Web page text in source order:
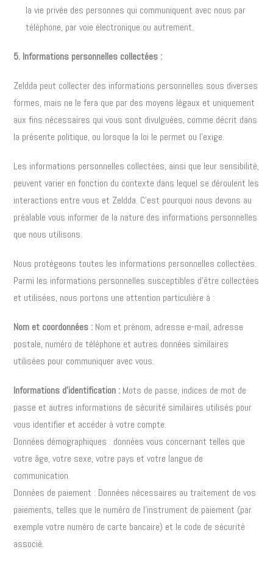
la vie privée des personnes qui communiquent avec nous par
téléphone, par voie électronique ou autrement.
5. Informations personnelles collectées :
Zeldda peut collecter des informations personnelles sous diverses
formes, mais ne le fera que par des moyens légaux et uniquement
aux fins nécessaires qui vous sont divulguées, comme décrit dans
la présente politique, ou lorsque la loi le permet ou l’exige.
Les informations personnelles collectées, ainsi que leur sensibilité,
peuvent varier en fonction du contexte dans lequel se déroulent les
interactions entre vous et Zeldda. C’est pourquoi nous devons au
préalable vous informer de la nature des informations personnelles
que nous utilisons.
Nous protégeons toutes les informations personnelles collectées.
Parmi les informations personnelles susceptibles d’être collectées
et utilisées, nous portons une attention particulière à :
Nom et coordonnées : Nom et prénom, adresse e-mail, adresse
postale, numéro de téléphone et autres données similaires
utilisées pour communiquer avec vous.
Informations d’identification : Mots de passe, indices de mot de
passe et autres informations de sécurité similaires utilisés pour
vous identifier et accéder à votre compte.
Données démographiques : données vous concernant telles que
votre âge, votre sexe, votre pays et votre langue de
communication.
Données de paiement : Données nécessaires au traitement de vos
paiements, telles que le numéro de l’instrument de paiement (par
exemple votre numéro de carte bancaire) et le code de sécurité
associé.